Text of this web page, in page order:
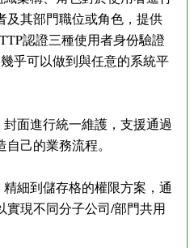
及其部門職位或角色，提供
認證三種使用者身份驗證
乎可以做到與任意的系統平
面進行統一維護，支援通過
己的業務流程。
細到儲存格的權限方案，通
實現不同分子公司/部門共用